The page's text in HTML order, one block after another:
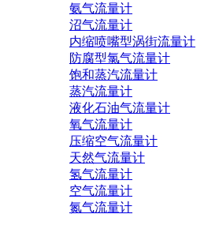
氨气流量计
沼气流量计
内缩喷嘴型涡街流量计
防腐型氯气流量计
饱和蒸汽流量计
蒸汽流量计
液化石油气流量计
氧气流量计
压缩空气流量计
天然气流量计
氢气流量计
空气流量计
氮气流量计